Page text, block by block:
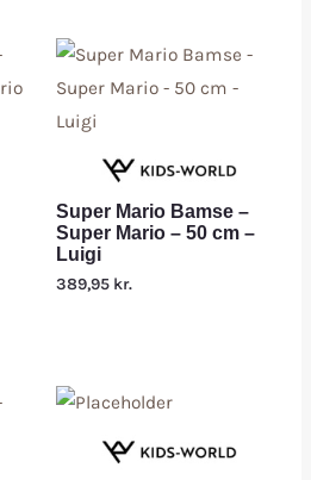
Super Mario Bamse –
Super Mario – 50 cm –
Luigi
389,95 kr.